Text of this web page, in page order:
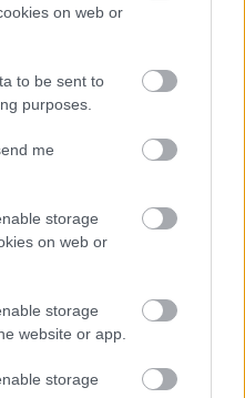
on web or
to be sent to
purposes.
me
storage
on web or
storage
website or app.
storage
UTAZUNK, HANEM
id/7879150
értelmében felhasználói tartalomnak
üzemeltetője semmilyen felelősséget